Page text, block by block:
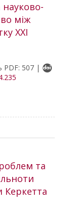
між
ХХІ
PDF: 507 |
та
Керкетта